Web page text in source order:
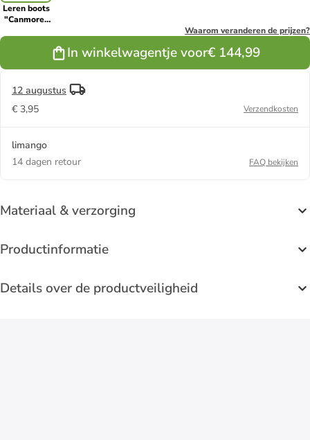
Leren boots
"Canmore"
Waarom veranderen de prijzen?
In winkelwagentje voor€ 144,99
12 augustus
€ 3,95
Verzendkosten
limango
14 dagen retour
FAQ bekijken
Materiaal & verzorging
Productinformatie
Details over de productveiligheid